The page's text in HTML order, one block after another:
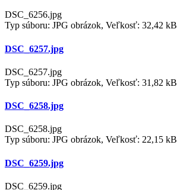
DSC_6256.jpg
Typ súboru: JPG obrázok, Veľkosť: 32,42 kB
DSC_6257.jpg
DSC_6257.jpg
Typ súboru: JPG obrázok, Veľkosť: 31,82 kB
DSC_6258.jpg
DSC_6258.jpg
Typ súboru: JPG obrázok, Veľkosť: 22,15 kB
DSC_6259.jpg
DSC_6259.jpg